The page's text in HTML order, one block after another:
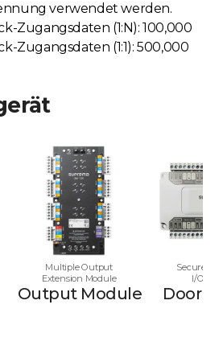
verwendet werden.
Zugangsdaten (1:N): 100,000
Zugangsdaten (1:1): 500,000
Multiple Output
Extension Module
Output Module
Secure
I/O
Door